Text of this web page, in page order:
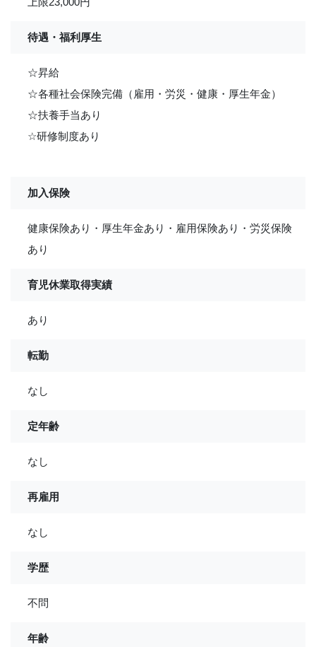
待遇・福利厚生
☆昇給
☆各種社会保険完備（雇用・労災・健康・厚生年金）
☆扶養手当あり
☆研修制度あり
加入保険
健康保険あり・厚生年金あり・雇用保険あり・労災保険
あり
育児休業取得実績
あり
転勤
なし
定年齢
なし
再雇用
なし
学歴
不問
年齢